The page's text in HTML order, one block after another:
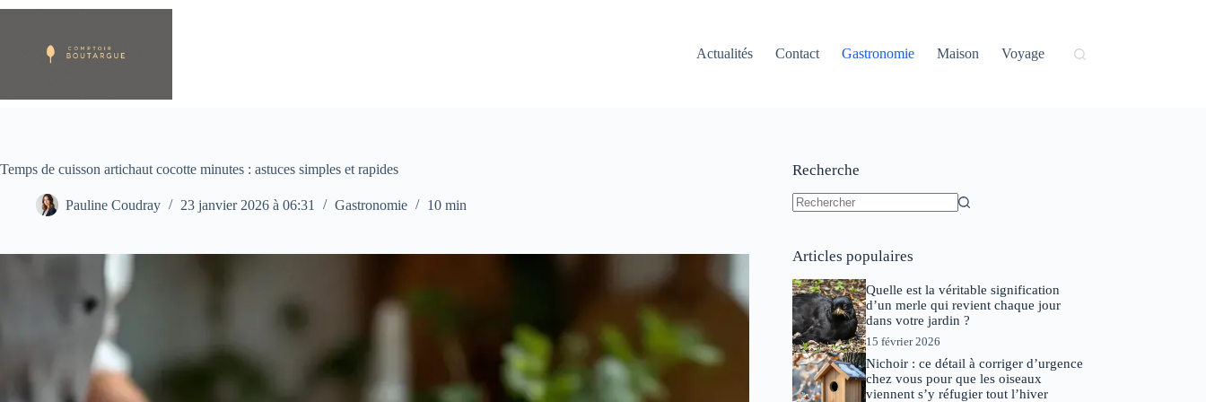
Passer
Actualités
Contact Gastronomie Maison Voyage
Temps de cuisson artichaut cocotte minutes : astuces simples et rapides
Pauline Coudray 23 janvier 2026 à 06:31 Gastronomie 10 min
Recherche
Articles populaires
Quelle est la véritable signification
d’un merle qui revient chaque jour
dans votre jardin ?
15 février 2026
Nichoir : ce détail à corriger d’urgence
chez vous pour que les oiseaux
viennent s’y réfugier tout l’hiver